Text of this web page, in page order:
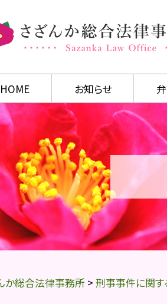
HOME お知らせ
か総合法律事務所 > 刑事事件に関す